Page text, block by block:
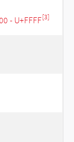
- U+FFFF[3]